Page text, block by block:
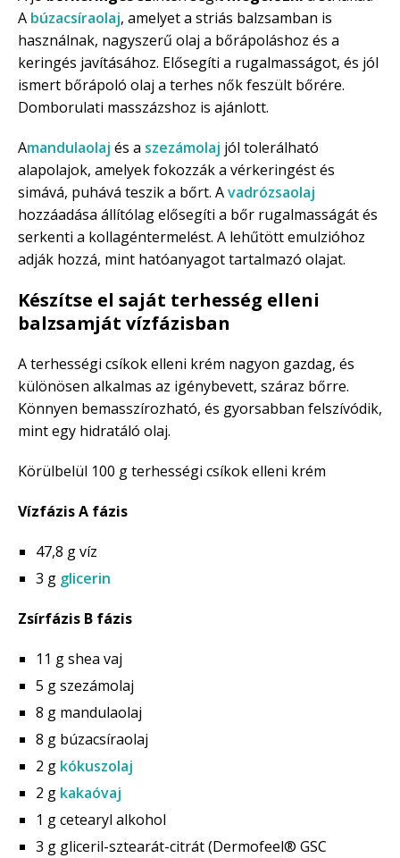
A búzacsíraolaj, amelyet a striás balzsamban is
használnak, nagyszerű olaj a bőrápoláshoz és a
keringés javításához. Elősegíti a rugalmasságot, és jól
ismert bőrápoló olaj a terhes nők feszült bőrére.
Domborulati masszázshoz is ajánlott.
Amandulaolaj és a szezámolaj jól tolerálható
alapolajok, amelyek fokozzák a vérkeringést és
simává, puhává teszik a bőrt. Avadrózsaolaj
hozzáadása állítólag elősegíti a bőr rugalmasságát és
serkenti a kollagéntermelést. A lehűtött emulzióhoz
adják hozzá, mint hatóanyagot tartalmazó olajat.
Készítse el saját terhesség elleni
balzsamját vízfázisban
A terhességi csíkok elleni krém nagyon gazdag, és
különösen alkalmas az igénybevett, száraz bőrre.
Könnyen bemasszírozható, és gyorsabban felszívódik,
mint egy hidratáló olaj.
Körülbelül 100 g terhességi csíkok elleni krém
Vízfázis A fázis
47,8 g víz
3 g glicerin
Zsírfázis B fázis
11 g shea vaj
5 g szezámolaj
8 g mandulaolaj
8 g búzacsíraolaj
2 g kókuszolaj
2 g kakaóvaj
1 g cetearyl alkohol
3 g gliceril-sztearát-citrát (Dermofeel® GSC